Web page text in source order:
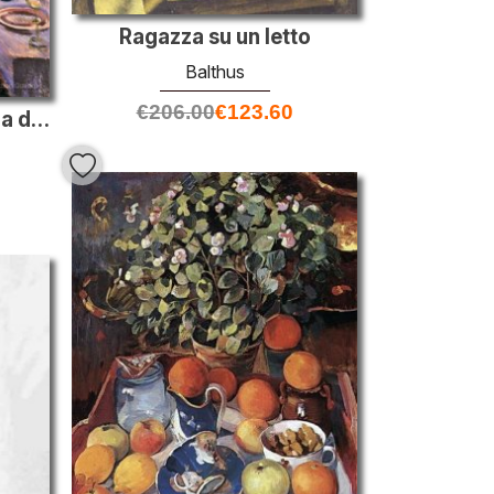
Ragazza su un letto
Balthus
€206.00€123.60
Autoritratto con bottiglia di vino